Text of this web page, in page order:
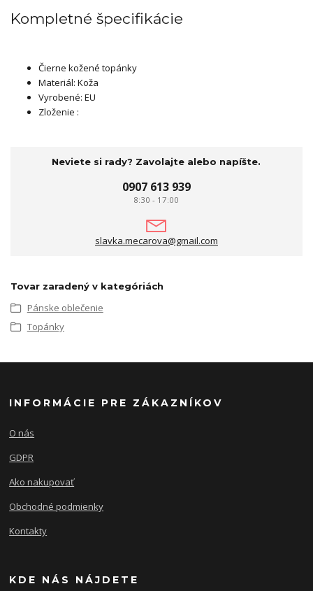
Kompletné špecifikácie
Čierne kožené topánky
Materiál: Koža
Vyrobené: EU
Zloženie :
Neviete si rady? Zavolajte alebo napíšte.
0907 613 939
8:30 - 17:00
slavka.mecarova@gmail.com
Tovar zaradený v kategóriách
Pánske oblečenie
Topánky
INFORMÁCIE PRE ZÁKAZNÍKOV
O nás
GDPR
Ako nakupovať
Obchodné podmienky
Kontakty
KDE NÁS NÁJDETE